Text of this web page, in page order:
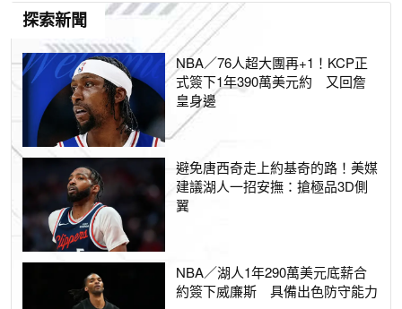
探索新聞
NBA／76人超大團再+1！KCP正
式簽下1年390萬美元約 又回詹
皇身邊
避免唐西奇走上約基奇的路！美媒
建議湖人一招安撫：搶極品3D側
翼
NBA／湖人1年290萬美元底薪合
約簽下威廉斯 具備出色防守能力